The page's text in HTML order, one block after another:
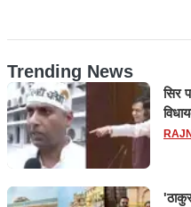
Trending News
सिर